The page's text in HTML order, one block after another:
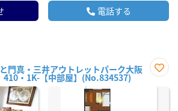
電話する
門真・三井アウトレットパーク大阪
410・1K-【中部屋】(No.834537)
に入